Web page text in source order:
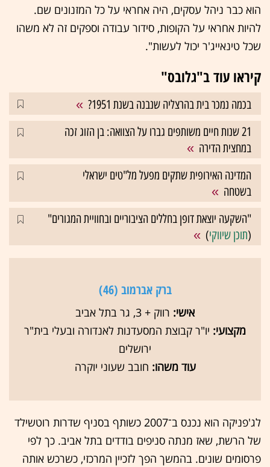
הוא כבר ניהל עסקים, היה אחראי על כל המזנונים שם.
להיות אחראי על הקופות, סידור עבודה וספקים זה לא משהו
שכל טינאייג'ר יכול לעשות".
קיראו עוד ב"גלובס"
בכמה נמכר בית בהרצליה שנבנה בשנת 1951?
21 שנות חיים משותפים גברו על הצוואה: בן הזוג זכה
במחצית הדירה
המדינה האירופית שתקים מפעל מל"טים ישראלי
בשטחה
"השקעה יוצאת דופן בחללים הציבוריים ובחוויית המגורים"
(תוכן שיווקי)
ברק אברמוב (46)
אישי: רווק + 3, גר בתל אביב
מקצועי: יו"ר קבוצת המסעדנות לאנדורה ובעלי בית"ר
ירושלים
עוד משהו: חובב שעוני יוקרה
לג'פניקה הוא נכנס ב־2007 כשותף בסניף שדרות רוטשילד
של הרשת, שאז מנתה סניפים בודדים בתל אביב. כך לפי
פרסומים שונים. בהמשך הפך לזכיין המרכזי, כשרכש אותה